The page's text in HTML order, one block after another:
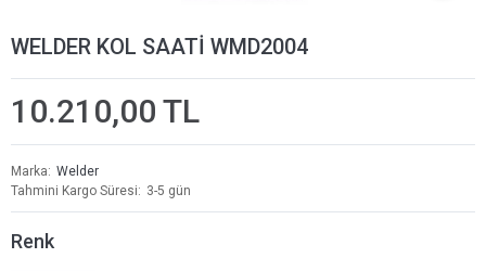
WELDER KOL SAATİ WMD2004
10.210,00 TL
Marka
Welder
Tahmini Kargo Süresi
3-5 gün
Renk